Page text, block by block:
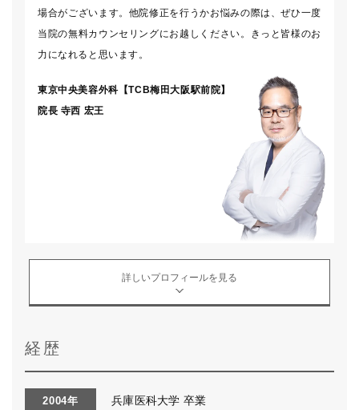
場合がございます。他院修正を行うかお悩みの際は、ぜひ一度
当院の無料カウンセリングにお越しください。きっと皆様のお
力になれると思います。
東京中央美容外科【TCB梅田大阪駅前院】
院長 寺西 宏王
詳しいプロフィールを見る
経歴
2004年 兵庫医科大学 卒業